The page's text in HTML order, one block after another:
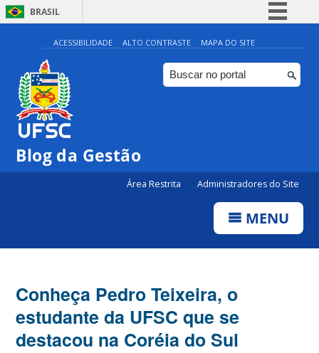
BRASIL
Simplifique!
Comunica BR
Participe
ACESSIBILIDADE ALTO CONTRASTE MAPA DO SITE
Blog da Gestão
Área Restrita Administradores do Site
MENU
Conheça Pedro Teixeira, o
estudante da UFSC que se
destacou na Coréia do Sul